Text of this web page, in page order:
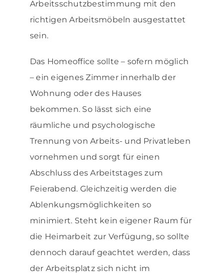
Arbeitsschutzbestimmung mit den
richtigen Arbeitsmöbeln ausgestattet
sein.
Das Homeoffice sollte – sofern möglich
– ein eigenes Zimmer innerhalb der
Wohnung oder des Hauses
bekommen. So lässt sich eine
räumliche und psychologische
Trennung von Arbeits- und Privatleben
vornehmen und sorgt für einen
Abschluss des Arbeitstages zum
Feierabend. Gleichzeitig werden die
Ablenkungsmöglichkeiten so
minimiert. Steht kein eigener Raum für
die Heimarbeit zur Verfügung, so sollte
dennoch darauf geachtet werden, dass
der Arbeitsplatz sich nicht im